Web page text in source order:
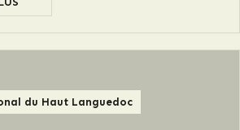
du Haut Languedoc